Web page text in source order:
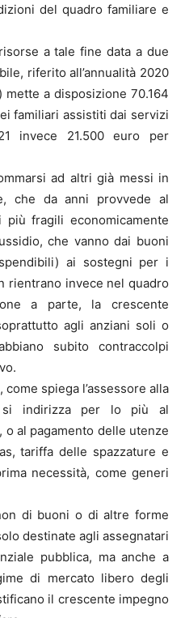
del quadro familiare e
a tale fine data a due
riferito all’annualità 2020
mette a disposizione 70.164
familiari assistiti dai servizi
invece 21.500 euro per
ad altri già messi in
che da anni provvede al
più fragili economicamente
che vanno dai buoni
ai sostegni per i
rientrano invece nel quadro
a parte, la crescente
agli anziani soli o
subito contraccolpi
spiega l’assessore alla
si indirizza per lo più al
al pagamento delle utenze
tariffa delle spazzature e
necessità, come generi
di buoni o di altre forme
destinate agli assegnatari
pubblica, ma anche a
di mercato libero degli
il crescente impegno